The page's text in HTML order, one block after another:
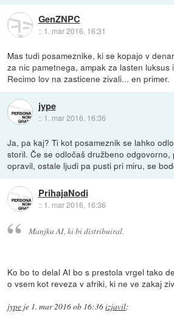
GenZNPC
:: 1. mar 2016, 16:31
Mas tudi posameznike, ki se kopajo v
za nic pametnega, ampak za lasten luksus
Recimo lov na zasticene zivali... en primer.
jype
:: 1. mar 2016, 16:36
Ja, pa kaj? Ti kot posameznik se lahko
storil. Če se odločaš družbeno odgovorno,
opravil, ostale ljudi pa pusti pri miru, se
PrihajaNodi
:: 1. mar 2016, 16:36
Manjka AI, ki bi distribuiral.
Ko bo to delal AI bo s prestola vrgel tako
o vsem kot reveza v afriki, ki ne ve zakaj
jype je 1. mar 2016 ob 16:36izjavil: